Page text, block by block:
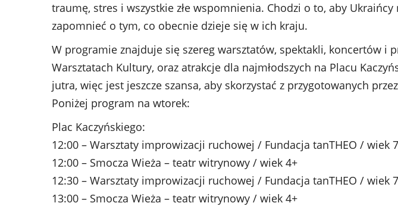
traumę, stres i wszystkie złe wspomnienia. Chodzi o to, aby
zapomnieć o tym, co obecnie dzieje się w ich kraju.
W programie znajduje się szereg warsztatów, spektakli, koncertów i
Warsztatach Kultury, oraz atrakcje dla najmłodszych na Placu
jutra, więc jest jeszcze szansa, aby skorzystać z przygotowanych
Poniżej program na wtorek:
Plac Kaczyńskiego:
12:00 – Warsztaty improwizacji ruchowej / Fundacja tanTHEO / wiek
12:00 – Smocza Wieża – teatr witrynowy / wiek 4+
12:30 – Warsztaty improwizacji ruchowej / Fundacja tanTHEO / wiek
13:00 – Smocza Wieża – teatr witrynowy / wiek 4+